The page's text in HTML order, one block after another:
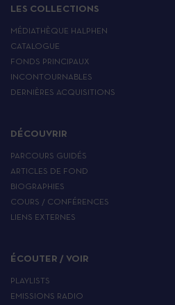
LES COLLECTIONS
MÉDIATHÈQUE HALPHEN
CATALOGUE
FONDS PRINCIPAUX
INCONTOURNABLES
DERNIÈRES ACQUISITIONS
DÉCOUVRIR
PARCOURS GUIDÉS
ARTICLES DE FOND
BIOGRAPHIES
COURS / CONFÉRENCES
LIENS EXTERNES
ÉCOUTER / VOIR
PLAYLISTS
EMISSIONS RADIO